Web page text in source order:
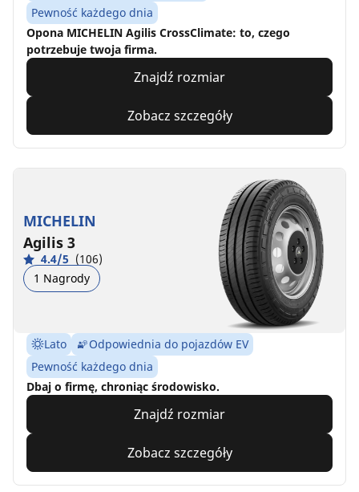
Pewność każdego dnia
Opona MICHELIN Agilis CrossClimate: to, czego
potrzebuje twoja firma.
Znajdź rozmiar
Zobacz szczegóły
MICHELIN
Agilis 3
4.4/5 (106)
1 Nagrody
Lato
Odpowiednia do pojazdów EV
Pewność każdego dnia
Dbaj o firmę, chroniąc środowisko.
Znajdź rozmiar
Zobacz szczegóły